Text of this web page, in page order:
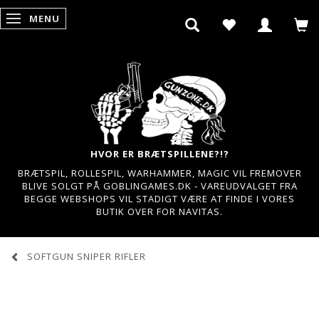
SKIFTE NAVIGATION
MENU
HVOR ER BRÆTSPILLENE?!?
BRÆTSPIL, ROLLESPIL, WARHAMMER, MAGIC VIL FREMOVER
BLIVE SOLGT PÅ GOBLINGAMES.DK - VAREUDVALGET FRA
BEGGE WEBSHOPS VIL STADIGT VÆRE AT FINDE I VORES
BUTIK OVER FOR NAVITAS.
SOFTGUN SNIPER RIFLER